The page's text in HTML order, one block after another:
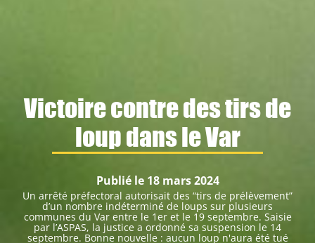
Victoire contre des tirs de
loup dans le Var
Publié le 18 mars 2024
Un arrêté préfectoral autorisait des “tirs de prélèvement”
d’un nombre indéterminé de loups sur plusieurs
communes du Var entre le 1er et le 19 septembre. Saisie
par l’ASPAS, la justice a ordonné sa suspension le 14
septembre. Bonne nouvelle : aucun loup n'aura été tué